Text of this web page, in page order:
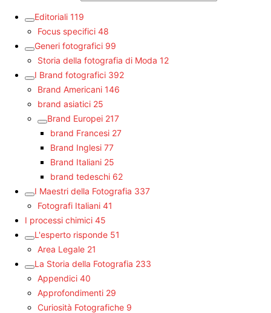
Editoriali 119
Focus specifici 48
Generi fotografici 99
Storia della fotografia di Moda 12
I Brand fotografici 392
Brand Americani 146
brand asiatici 25
Brand Europei 217
brand Francesi 27
Brand Inglesi 77
Brand Italiani 25
brand tedeschi 62
I Maestri della Fotografia 337
Fotografi Italiani 41
I processi chimici 45
L'esperto risponde 51
Area Legale 21
La Storia della Fotografia 233
Appendici 40
Approfondimenti 29
Curiosità Fotografiche 9